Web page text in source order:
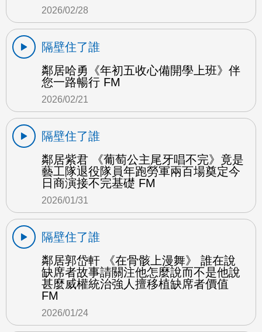
2026/02/28
隔壁住了誰
鄰居哈勇《年初五收心備開學上班》伴
您一路暢行 FM
2026/02/21
隔壁住了誰
鄰居紫君 《葡萄公主尾牙唱不完》竟是
藝工隊退役隊員年跑勞軍兩百場奠定今
日商演接不完基礎 FM
2026/01/31
隔壁住了誰
鄰居郭岱軒 《在骨骸上漫舞》 誰在說
缺席者故事請關注他怎麼說而不是他說
甚麼威權統治強人擅移植缺席者價值
FM
2026/01/24